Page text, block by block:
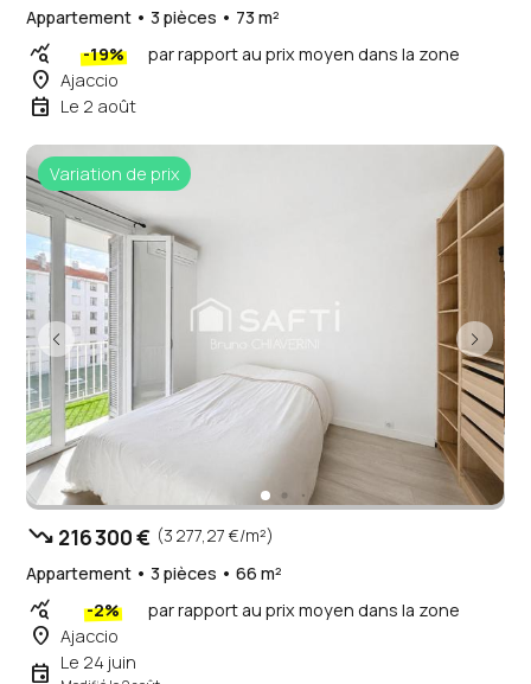
Appartement • 3 pièces • 73 m²
query_stats -19% par rapport au prix moyen dans la zone
place Ajaccio
event Le 2 août
Variation de prix
trending_down 216 300 € (3 277,27 €/m²)
Appartement • 3 pièces • 66 m²
query_stats -2% par rapport au prix moyen dans la zone
place Ajaccio
event Le 24 juin